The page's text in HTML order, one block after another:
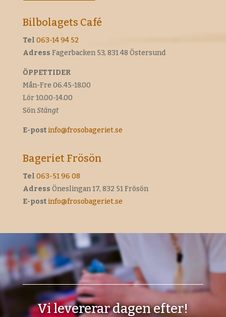
Bilbolagets Café
Tel 063-14 94 52
Adress Fagerbacken 53, 831 48 Östersund
ÖPPETTIDER
Mån-Fre 06.45-18.00
Lör 10.00-14.00
SönStängt
E-postinfo@frosobageriet.se
Bageriet Frösön
Tel 063-51 96 08
Adress Öneslingan 17, 832 51 Frösön
E-postinfo@frosobageriet.se
Vi levererar dagen efter!